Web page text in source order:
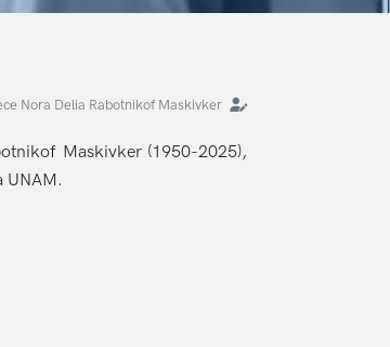
Nora Delia Rabotnikof Maskivker
Maskivker (1950-2025),
UNAM.